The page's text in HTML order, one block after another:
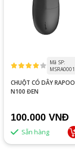
Mã SP:
MSRA0001
CHUỘT CÓ DÂY RAPOO
N100 ĐEN
100.000 VNĐ
Sẵn hàng